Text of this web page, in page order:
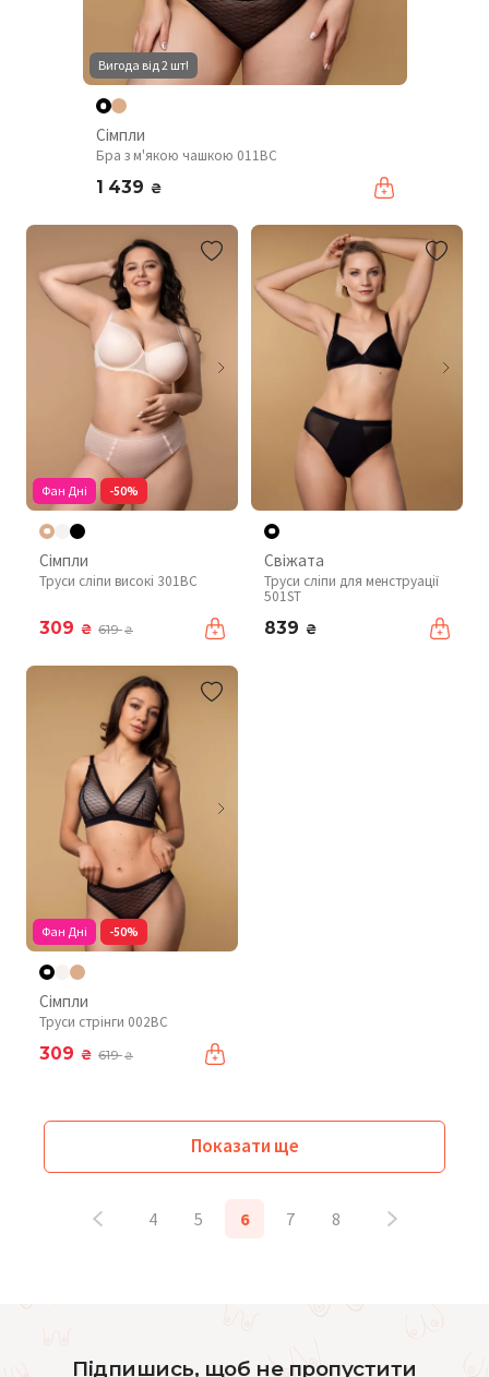
Вигода від 2 шт!
Сімпли
Бра з м'якою чашкою 011BC
1 439 ₴
Фан Дні -50%
Сімпли
Труси сліпи високі 301BC
309 ₴ 619₴
Свіжата
Труси сліпи для менструації
501ST
839 ₴
Фан Дні -50%
Сімпли
Труси стрінги 002BC
309 ₴ 619₴
Показати ще
4 5 6 7 8
Підпишись, щоб не пропустити